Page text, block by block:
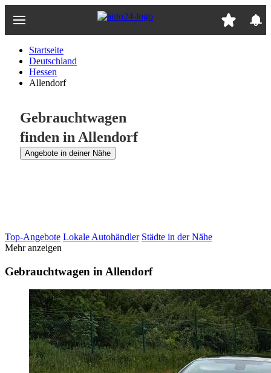
Hauptinhalt
Startseite
Deutschland
Hessen
Allendorf
Gebrauchtwagen
finden in Allendorf
Angebote in deiner Nähe
Top-Angebote Lokale Autohändler Städte in der Nähe
Mehr anzeigen
Gebrauchtwagen in Allendorf